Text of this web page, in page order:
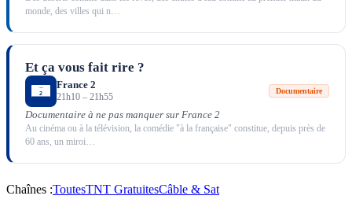
monde, des villes qui n…
Et ça vous fait rire ?
France 2
21h10 – 21h55
Documentaire
Documentaire à ne pas manquer sur France 2
Au cinéma ou à la télévision, la comédie "à la française" constitue, depuis près de
60 ans, un miroi…
Chaînes :ToutesTNT GratuitesCâble & Sat